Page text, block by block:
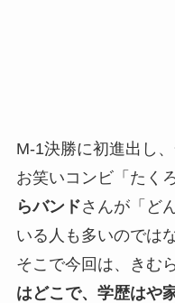
M-1決勝に初進出し
お笑いコンビ「たく
らバンドさんが「ど
いる人も多いのでは
そこで今回は、きむ
はどこで、学歴はや